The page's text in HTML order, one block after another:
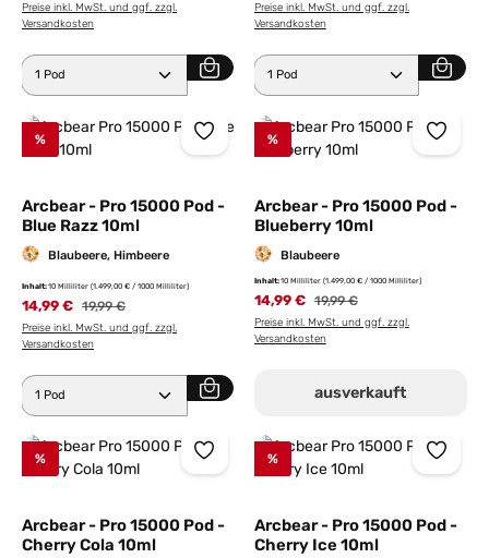
Preise inkl. MwSt. und ggf. zzgl.
Versandkosten
Produkt Anzahl: Gib den gewünschten Wert ein
Preise inkl. MwSt. und ggf. zzgl.
Versandkosten
Produkt Anzahl: Gib den
%
Arcbear - Pro 15000 Pod -
Blue Razz 10ml
Blaubeere, Himbeere
Inhalt:10 Milliliter (1.499,00 € / 1000 Milliliter)
14,99 € Regulärer Preis:
19,99 €
Preise inkl. MwSt. und ggf. zzgl.
Versandkosten
Produkt Anzahl: Gib den gewünschten Wert ein
%
Arcbear - Pro 15000 Pod -
Blueberry 10ml
Blaubeere
Inhalt:10 Milliliter (1.499,00 € / 1000 Milliliter)
14,99 € Regulärer Preis:
19,99 €
Preise inkl. MwSt. und ggf. zzgl.
Versandkosten
ausverkauft
%
Arcbear - Pro 15000 Pod -
Cherry Cola 10ml
%
Arcbear - Pro 15000 Pod -
Cherry Ice 10ml